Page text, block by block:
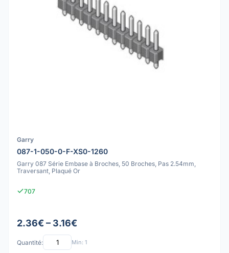
Garry
087-1-050-0-F-XS0-1260
Garry 087 Série Embase à Broches, 50 Broches, Pas 2.54mm,
Traversant, Plaqué Or
707
2.36€ – 3.16€
Quantité: Min: 1